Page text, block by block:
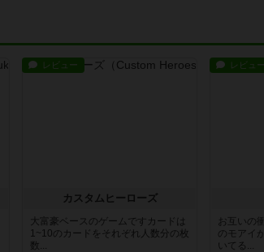
レビュー
カスタムヒーローズ
大富豪ベースのゲームですカードは
1~10のカードをそれぞれ人数分の枚
数...
レビュー
お互いの
のモアイ
いてる...